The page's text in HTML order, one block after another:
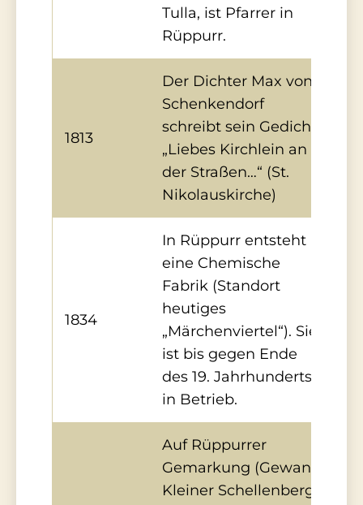
Tulla, ist Pfarrer in
Rüppurr.
1813
Der Dichter Max von
Schenkendorf
schreibt sein Gedicht
„Liebes Kirchlein an
der Straßen…“ (St.
Nikolauskirche)
1834
In Rüppurr entsteht
eine Chemische
Fabrik (Standort
heutiges
„Märchenviertel“). Sie
ist bis gegen Ende
des 19. Jahrhunderts
in Betrieb.
Auf Rüppurrer
Gemarkung (Gewann
Kleiner Schellenberg